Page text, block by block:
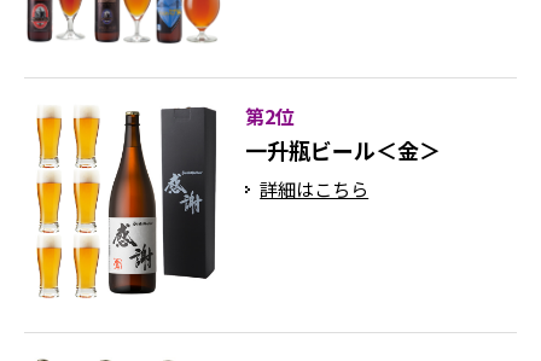
第2位
一升瓶ビール＜金＞
詳細はこちら